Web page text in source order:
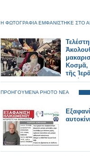
Η ΦΩΤΟΓΡΑΦΙΑ ΕΜΦΑΝΙΣΤΗΚΕ ΣΤΟ
Κοσμᾶ,
τῆς
ΠΡΟΗΓΟΥΜΕΝΑ PHOTO ΝΕΑ